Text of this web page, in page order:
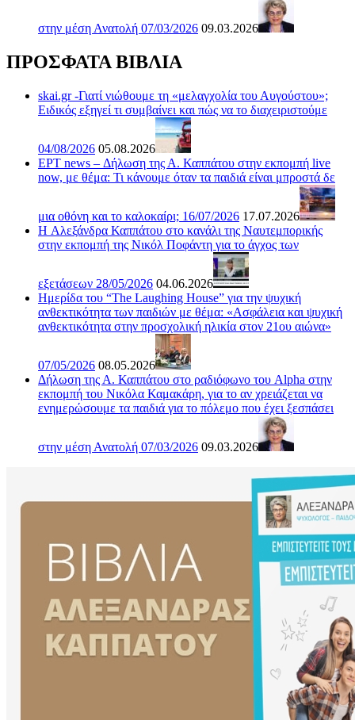
στην μέση Ανατολή 07/03/2026 09.03.2026
ΠΡΟΣΦΑΤΑ ΒΙΒΛΙΑ
skai.gr -Γιατί νιώθουμε τη «μελαγχολία του Αυγούστου»;
Ειδικός εξηγεί τι συμβαίνει και πώς να το διαχειριστούμε
04/08/2026 05.08.2026
ΕΡΤ news – Δήλωση της Α. Καππάτου στην εκπομπή live
now, με θέμα: Τι κάνουμε όταν τα παιδιά είναι μπροστά δε
μια οθόνη και το καλοκαίρι; 16/07/2026 17.07.2026
H Αλεξάνδρα Καππάτου στο κανάλι της Ναυτεμπορικής
στην εκπομπή της Νικόλ Ποφάντη για το άγχος των
εξετάσεων 28/05/2026 04.06.2026
Ημερίδα του “The Laughing House” για την ψυχική
ανθεκτικότητα των παιδιών με θέμα: «Ασφάλεια και ψυχική
ανθεκτικότητα στην προσχολική ηλικία στον 21ου αιώνα»
07/05/2026 08.05.2026
Δήλωση της Α. Καππάτου στο ραδιόφωνο του Alpha στην
εκπομπή του Νικόλα Καμακάρη, για το αν χρειάζεται να
ενημερώσουμε τα παιδιά για το πόλεμο που έχει ξεσπάσει
στην μέση Ανατολή 07/03/2026 09.03.2026